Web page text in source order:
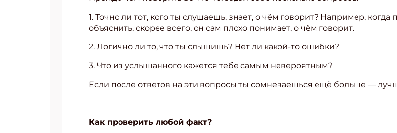
1. Точно ли тот, кого ты слушаешь, знает, о чём говорит? Например,
объяснить, скорее всего, он сам плохо понимает, о чём говорит.
2. Логично ли то, что ты слышишь? Нет ли какой-то ошибки?
3. Что из услышанного кажется тебе самым невероятным?
Если после ответов на эти вопросы ты сомневаешься ещё больше —
Как проверить любой факт?
Получи электронный "Классный журнал" в подарок!
Укажите имя